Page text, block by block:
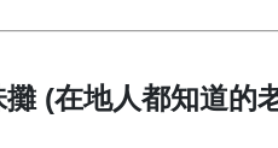
(在地人都知道的